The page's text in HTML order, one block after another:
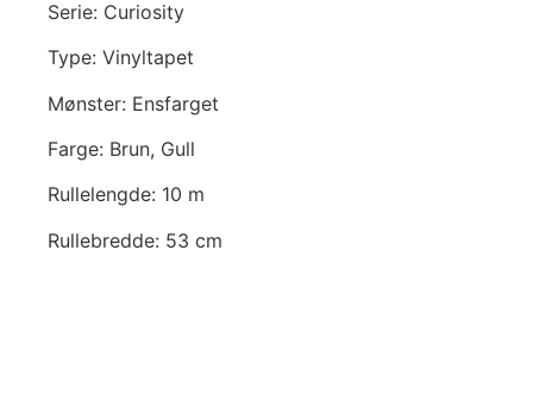
Serie: Curiosity
Type: Vinyltapet
Mønster: Ensfarget
Farge: Brun, Gull
Rullelengde: 10 m
Rullebredde: 53 cm